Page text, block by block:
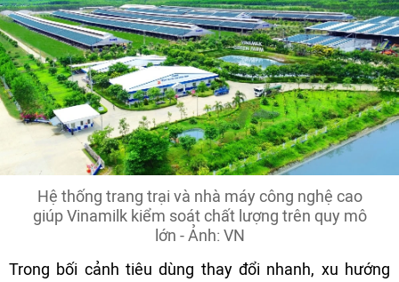
Hệ thống trang trại và nhà máy công nghệ cao
giúp Vinamilk kiểm soát chất lượng trên quy mô
lớn - Ảnh: VN
Trong bối cảnh tiêu dùng thay đổi nhanh, xu hướng